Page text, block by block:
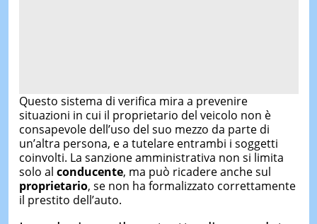
Questo sistema di verifica mira a prevenire
situazioni in cui il proprietario del veicolo non è
consapevole dell’uso del suo mezzo da parte di
un’altra persona, e a tutelare entrambi i soggetti
coinvolti. La sanzione amministrativa non si limita
solo al conducente, ma può ricadere anche sul
proprietario, se non ha formalizzato correttamente
il prestito dell’auto.